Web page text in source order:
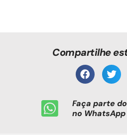
Compartilhe
Faça parte
no WhatsApp